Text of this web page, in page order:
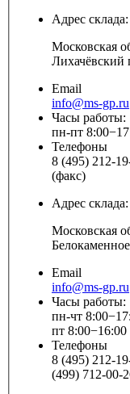
Адрес склада:
Московская
Лихачёвский
Email
info@ms-gp.ru
Часы работы:
пн-пт
Телефоны
8 (495) 212-19-06
(факс)
Адрес склада:
Московская
Email
info@ms-gp.ru
Часы работы:
пн-чт
пт 8:00−16:00
Телефоны
8 (495) 212-
(499) 712-00-